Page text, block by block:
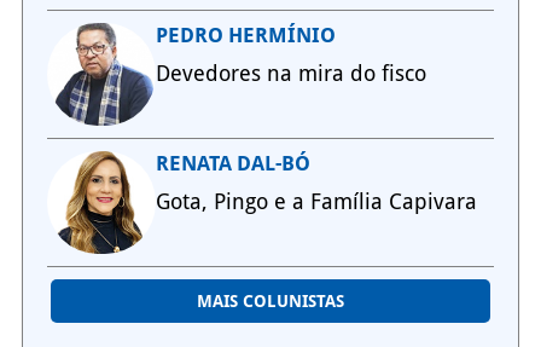
PEDRO HERMÍNIO
Devedores na mira do fisco
RENATA DAL-BÓ
Gota, Pingo e a Família Capivara
MAIS COLUNISTAS